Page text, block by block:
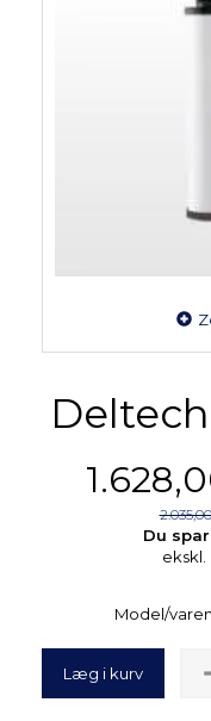
Du
ekskl.
Model/
Læg i kurv